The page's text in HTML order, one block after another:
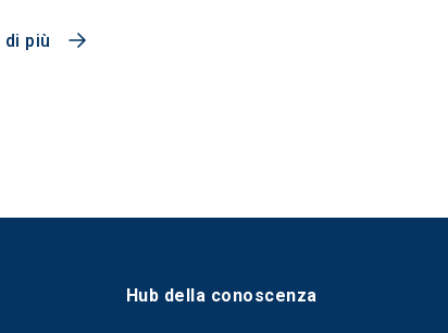
di più
Hub della conoscenza